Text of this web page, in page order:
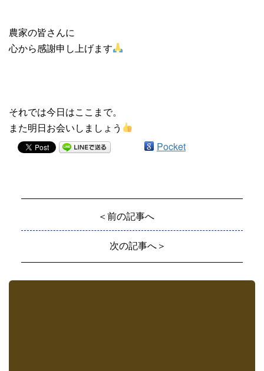
農家の皆さんに
心から感謝申し上げます
それでは今日はここまで。
また明日お会いしましょう
Pocket
＜前の記事へ
次の記事へ＞